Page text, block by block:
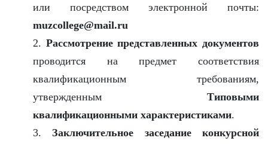
или посредством электронной почты:
muzcollege@mail.ru
2. Рассмотрение представленных документов
проводится на предмет соответствия
квалификационным требованиям,
утвержденным Типовыми
квалификационными характеристиками.
3.Заключительное заседание конкурсной